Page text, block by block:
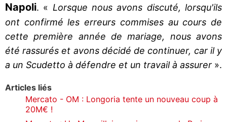
Napoli. « Lorsque nous avons discuté, lorsqu'ils
ont confirmé les erreurs commises au cours de
cette première année de mariage, nous avons
été rassurés et avons décidé de continuer, car il y
a un Scudetto à défendre et un travail à assurer ».
Articles liés
Mercato - OM : Longoria tente un nouveau coup à
20M€ !